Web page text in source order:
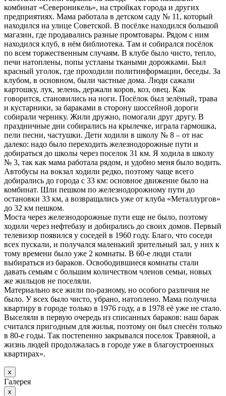
комбинат «Североникель», на стройках города и других
предприятиях. Мама работала в детском саду № 11, который
находился на улице Советской. В посёлке находился большой
магазин, где продавались разные промтовары. Рядом с ним
находился клуб, в нём библиотека. Там и собирался посёлок
по всем торжественным случаям. В клубе было чисто, тепло,
печи натоплены, попы устланы ткаными дорожками. Был
красный уголок, где проходили политинформации, беседы. За
клубом, в основном, были частные дома. Люди сажали
картошку, лук, зелень, держали коров, коз, овец. Как
говорится, становились на ноги. Посёлок был зелёный, трава
и кустарники, за бараками в сторону шоссейной дороги
собирали чернику. Жили дружно, помогали друг другу. В
праздничные дни собирались на крылечке, играла гармошка,
пели песни, частушки. Дети ходили в школу № 8 – от нас
далеко: надо было переходить железнодорожные пути и
добираться до школы через поселок 31 км. Я ходила в школу
№ 3, так как мама работала рядом, и удобно меня было водить.
Автобусы на вокзал ходили редко, поэтому чаще всего
добирались до города с 33 км: основное движение было на
комбинат. Шли пешком по железнодорожному пути до
остановки 33 км, а возвращались уже от клуба «Металлургов»
до 32 км пешком.
Моста через железнодорожные пути еще не было, поэтому
ходили через нефтебазу и добирались до своих домов. Первый
телевизор появился у соседей в 1960 году. Благо, что соседи
всех пускали, и получался маленький зрительный зал, у них к
тому времени было уже 2 комнаты. В 60-е люди стали
выбираться из бараков. Освободившиеся комнаты стали
давать семьям с большим количеством членов семьи, новых
же жильцов не поселяли.
Материально все жили по-разному, но особого различия не
было. У всех было чисто, убрано, натоплено. Мама получила
квартиру в городе только в 1976 году, а в 1978 её уже не стало.
Выселяли в первую очередь из списанных бараков: наш барак
считался пригодным для жилья, поэтому он был снесён только
в 80-е годы. Так постепенно закрывался поселок Травяной, а
жизнь людей продолжалась в городе уже в благоустроенных
квартирах».
х
Галерея
х